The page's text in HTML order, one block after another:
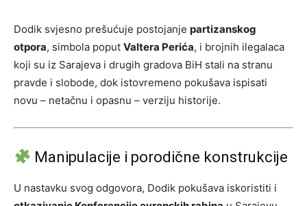
Dodik svjesno prešućuje postojanje partizanskog
otpora, simbola poput Valtera Perića, i brojnih ilegalaca
koji su iz Sarajeva i drugih gradova BiH stali na stranu
pravde i slobode, dok istovremeno pokušava ispisati
novu – netačnu i opasnu – verziju historije.
Manipulacije i porodične konstrukcije
U nastavku svog odgovora, Dodik pokušava iskoristiti i